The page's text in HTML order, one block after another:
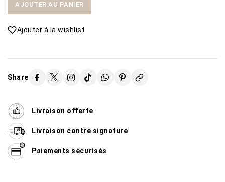
AJOUTER AU PANIER
Ajouter à la wishlist
Share
Livraison offerte
Livraison contre signature
Paiements sécurisés